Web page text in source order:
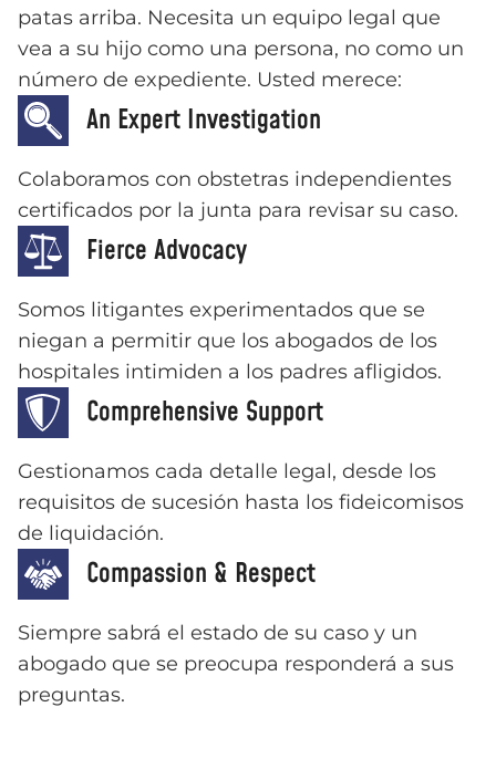
patas arriba. Necesita un equipo legal que
vea a su hijo como una persona, no como un
número de expediente. Usted merece:
An Expert Investigation
Colaboramos con obstetras independientes
certificados por la junta para revisar su caso.
Fierce Advocacy
Somos litigantes experimentados que se
niegan a permitir que los abogados de los
hospitales intimiden a los padres afligidos.
Comprehensive Support
Gestionamos cada detalle legal, desde los
requisitos de sucesión hasta los fideicomisos
de liquidación.
Compassion & Respect
Siempre sabrá el estado de su caso y un
abogado que se preocupa responderá a sus
preguntas.